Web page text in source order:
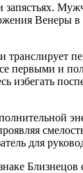
первыми
избегать
для